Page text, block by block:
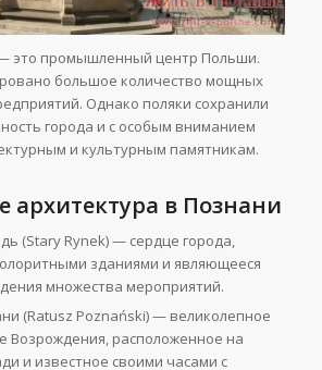
это промышленный центр Польши.
большое количество мощных
Однако поляки сохранили
города и с особым вниманием
и культурным памятникам.
архитектура в Познани
(Stary Rynek) — сердце города,
зданиями и являющееся
множества мероприятий.
(Ratusz Poznański) — великолепное
Возрождения, расположенное на
и известное своими часами с